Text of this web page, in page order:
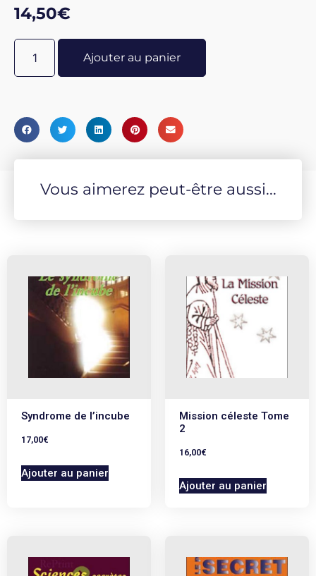
par le règne d’Akhénaton et la dynastie des Ramsès,
trois mille ans de spiritualité égyptienne nous sont
dévoilés.
14,50€
Ajouter au panier
Vous aimerez peut-être aussi...
Syndrome de l’incube
17,00€
Ajouter au panier
Mission céleste Tome
2
16,00€
Ajouter au panier